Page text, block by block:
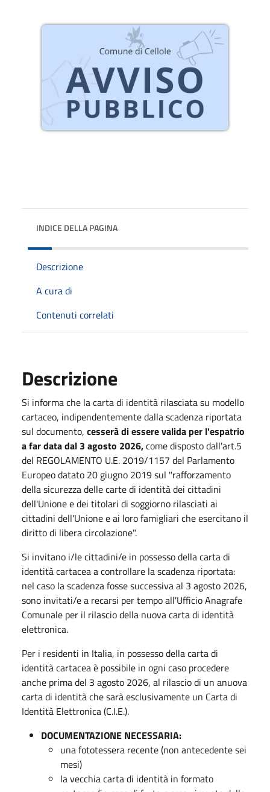
INDICE DELLA PAGINA
Descrizione
A cura di
Contenuti correlati
Descrizione
Si informa che la carta di identità rilasciata su modello
cartaceo, indipendentemente dalla scadenza riportata
sul documento, cesserà di essere valida per l'espatrio
a far data dal 3 agosto 2026,come disposto dall'art.5
del REGOLAMENTO U.E. 2019/1157 del Parlamento
Europeo datato 20 giugno 2019 sul "rafforzamento
della sicurezza delle carte di identità dei cittadini
dell'Unione e dei titolari di soggiorno rilasciati ai
cittadini dell'Unione e ai loro famigliari che esercitano il
diritto di libera circolazione".
Si invitano i/le cittadini/e in possesso della carta di
identità cartacea a controllare la scadenza riportata:
nel caso la scadenza fosse successiva al 3 agosto 2026,
sono invitati/e a recarsi per tempo all'Ufficio Anagrafe
Comunale per il rilascio della nuova carta di identità
elettronica.
Per i residenti in Italia, in possesso della carta di
identità cartacea è possibile in ogni caso procedere
anche prima del 3 agosto 2026, al rilascio di un anuova
carta di identità che sarà esclusivamente un Carta di
Identità Elettronica (C.I.E.).
DOCUMENTAZIONE NECESSARIA:
una fototessera recente (non antecedente sei
mesi)
la vecchia carta di identità in formato